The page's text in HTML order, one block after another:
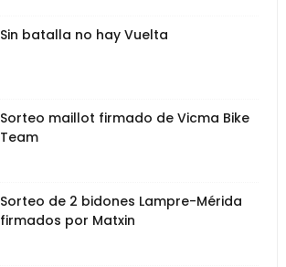
Sin batalla no hay Vuelta
Sorteo maillot firmado de Vicma Bike
Team
Sorteo de 2 bidones Lampre-Mérida
firmados por Matxin